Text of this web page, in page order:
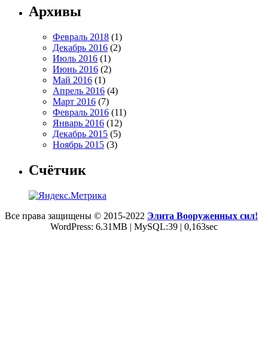
Архивы
Февраль 2018 (1)
Декабрь 2016 (2)
Июль 2016 (1)
Июнь 2016 (2)
Май 2016 (1)
Апрель 2016 (4)
Март 2016 (7)
Февраль 2016 (11)
Январь 2016 (12)
Декабрь 2015 (5)
Ноябрь 2015 (3)
Счётчик
Все права защищены © 2015-2022 Элита Вооруженных сил!
WordPress: 6.31MB | MySQL:39 | 0,163sec